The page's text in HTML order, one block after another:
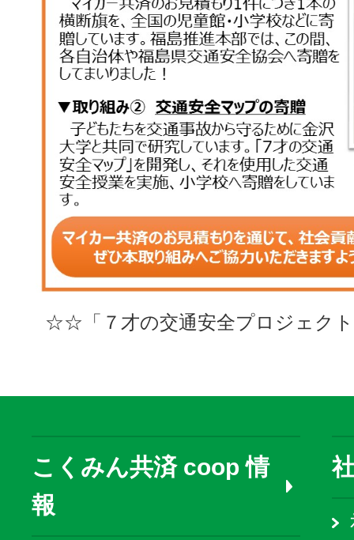
☆☆「７才の交通安全プロジェク
こくみん共済 coop 情
報